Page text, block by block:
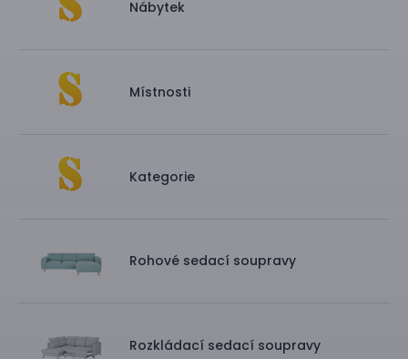
Nábytek
Místnosti
Kategorie
Rohové sedací soupravy
Rozkládací sedací soupravy